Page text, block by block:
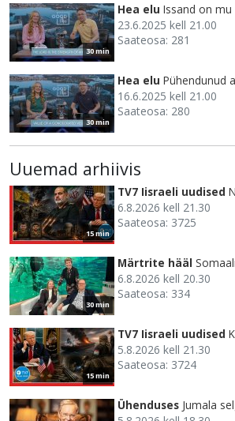
30 min
Hea elu Issand on mu
23.6.2025 kell 21.00
Saateosa: 281
30 min
Hea elu Pühendunud
16.6.2025 kell 21.00
Saateosa: 280
Uuemad arhiivis
15 min
TV7 Iisraeli uudised
6.8.2026 kell 21.30
Saateosa: 3725
30 min
Märtrite hääl
6.8.2026 kell 20.30
Saateosa: 334
15 min
TV7 Iisraeli uudised
5.8.2026 kell 21.30
Saateosa: 3724
Ühenduses Jumala